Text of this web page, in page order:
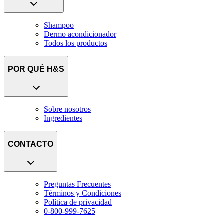
Shampoo
Dermo acondicionador
Todos los productos
POR QUÉ H&S
Sobre nosotros
Ingredientes
CONTACTO
Preguntas Frecuentes
Términos y Condiciones
Política de privacidad
0-800-999-7625